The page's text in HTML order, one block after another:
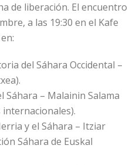
de liberación. El encuentro
a las 19:30 en el Kafe
del Sáhara Occidental –
Sáhara – Malainin Salama
y el Sáhara – Itziar
Sáhara de Euskal